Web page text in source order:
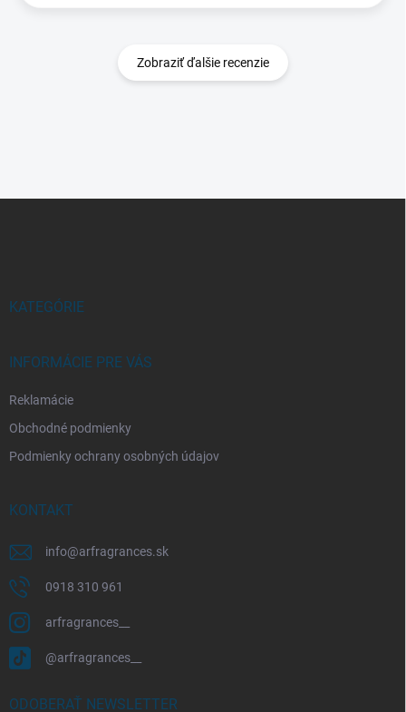
Zobraziť ďalšie recenzie
KATEGÓRIE
INFORMÁCIE PRE VÁS
Reklamácie
Obchodné podmienky
Podmienky ochrany osobných údajov
KONTAKT
info@arfragrances.sk
0918 310 961
arfragrances__
@arfragrances__
ODOBERAŤ NEWSLETTER